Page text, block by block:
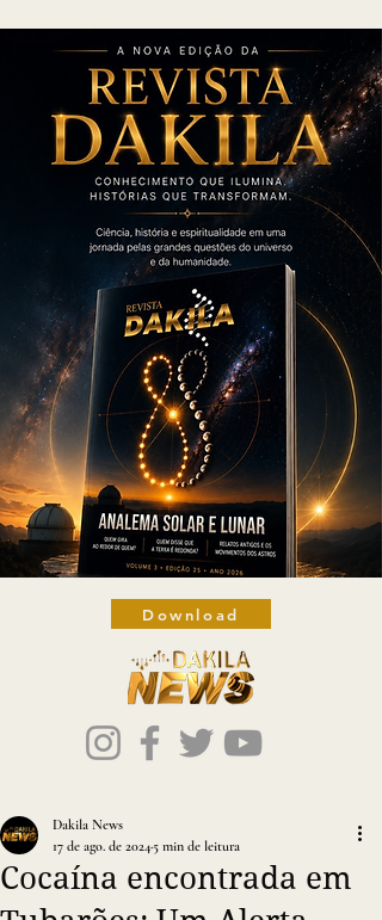
Download
Cocaína encontrada em
Dakila News
17 de ago. de 20245 min de leitura